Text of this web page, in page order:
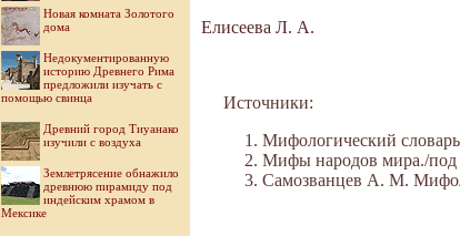
Новая комната Золотого
дома
Недокументированную
историю Древнего Рима
предложили изучать с
помощью свинца
Древний город Тиуанако
изучили с воздуха
Землетрясение обнажило
древнюю пирамиду под
индейским храмом в
Мексике
Елисеева Л. А.
Источники:
Мифологический
Мифы народов мира./под
Самозванцев А. М.